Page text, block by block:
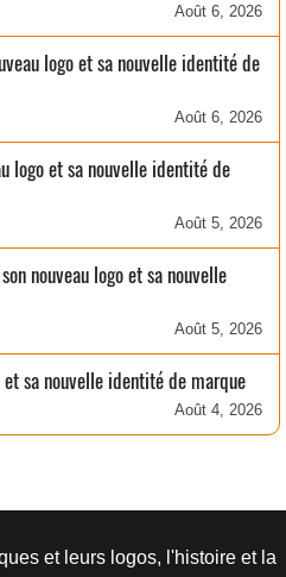
Août 6, 2026
logo et sa nouvelle identité de
Août 6, 2026
logo et sa nouvelle identité de
Août 5, 2026
nouveau logo et sa nouvelle
Août 5, 2026
sa nouvelle identité de marque
Août 4, 2026
et leurs logos, l'histoire et la